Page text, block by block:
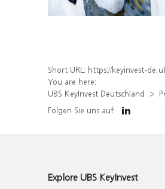
Short URL: https://keyinvest-de.ubs.com/produkt/detail/
You are here:
UBS KeyInvest Deutschland
Folgen Sie uns auf
Explore UBS KeyInvest